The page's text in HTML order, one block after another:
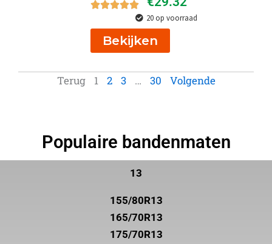
20 op voorraad
Bekijken
Terug 1 2 3 … 30 Volgende
Populaire bandenmaten
13
155/80R13
165/70R13
175/70R13